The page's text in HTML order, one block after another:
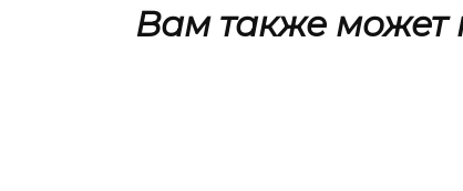
Вам также может